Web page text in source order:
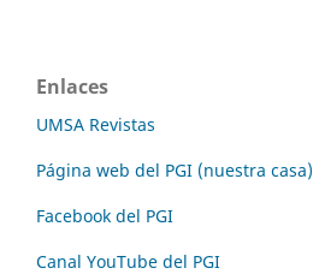
Enlaces
UMSA Revistas
Página web del PGI (nuestra casa)
Facebook del PGI
Canal YouTube del PGI